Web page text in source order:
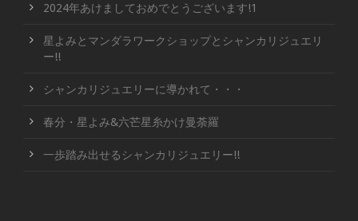
2024年あけましておめでとうございます!1
星よみとマンダラワークショップとシャンカリジュエリ
ー!!
シャンカリジュエリーに導かれて・・・
春分・星よみ&六芒星糸かけ曼荼羅
一歩踏み出せるシャンカリジュエリー!!